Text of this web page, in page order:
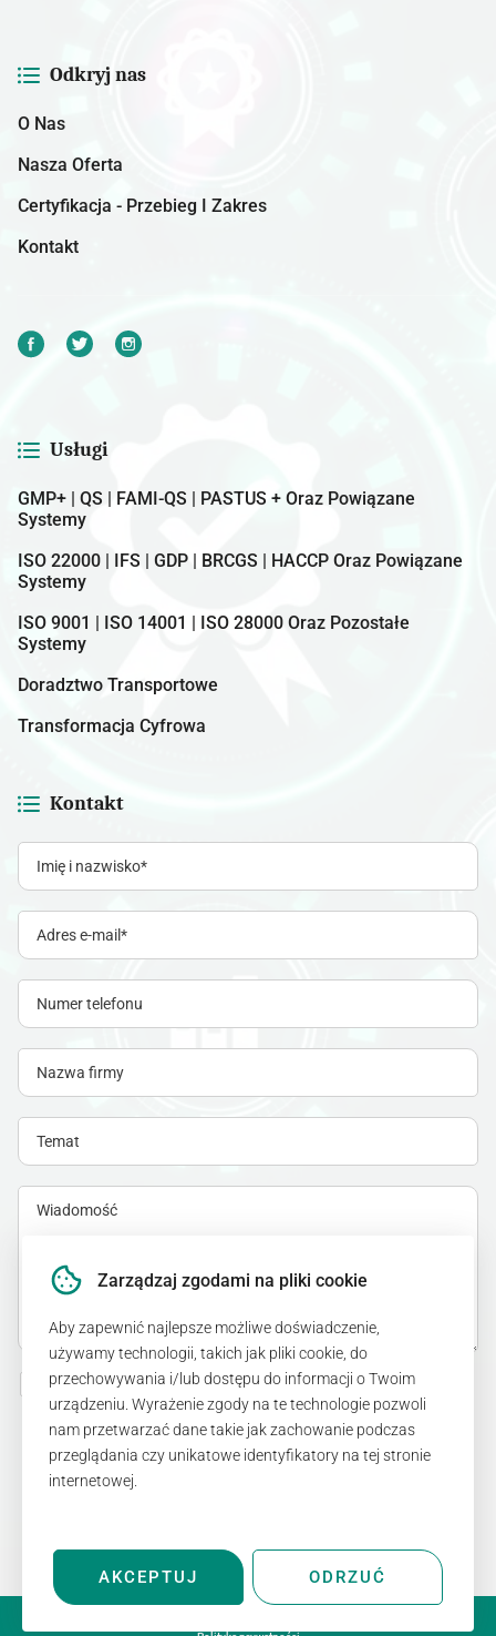
Zarządzaj zgodami na pliki cookie
Aby zapewnić najlepsze możliwe doświadczenie,
używamy technologii, takich jak pliki cookie, do
przechowywania i/lub dostępu do informacji o Twoim
urządzeniu. Wyrażenie zgody na te technologie pozwoli
nam przetwarzać dane takie jak zachowanie podczas
przeglądania czy unikatowe identyfikatory na tej stronie
internetowej.
AKCEPTUJ ODRZUĆ
Odkryj nas
O Nas
Nasza Oferta
Certyfikacja - Przebieg I Zakres
Kontakt
Usługi
GMP+ | QS | FAMI-QS | PASTUS + Oraz Powiązane
Systemy
ISO 22000 | IFS | GDP | BRCGS | HACCP Oraz Powiązane
Systemy
ISO 9001 | ISO 14001 | ISO 28000 Oraz Pozostałe
Systemy
Doradztwo Transportowe
Transformacja Cyfrowa
Kontakt
Akceptujępolitykę prywatności.
WYŚLIJ WIADOMOŚĆ